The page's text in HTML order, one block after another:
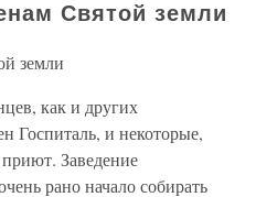
Святой земли
земли
как и других
Госпиталь, и некоторые,
Заведение
рано начало собирать